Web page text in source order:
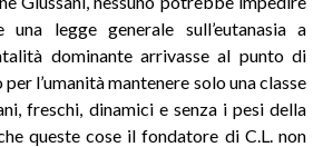
legge generale sull’eutanasia a
dominante arrivasse al punto di
l’umanità mantenere solo una classe
freschi, dinamici e senza i pesi della
queste cose il fondatore di C.L. non